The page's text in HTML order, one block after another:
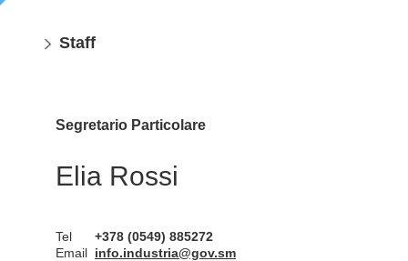
Staff
Segretario Particolare
Elia Rossi
Tel
+378 (0549) 885272
Email info.industria@gov.sm